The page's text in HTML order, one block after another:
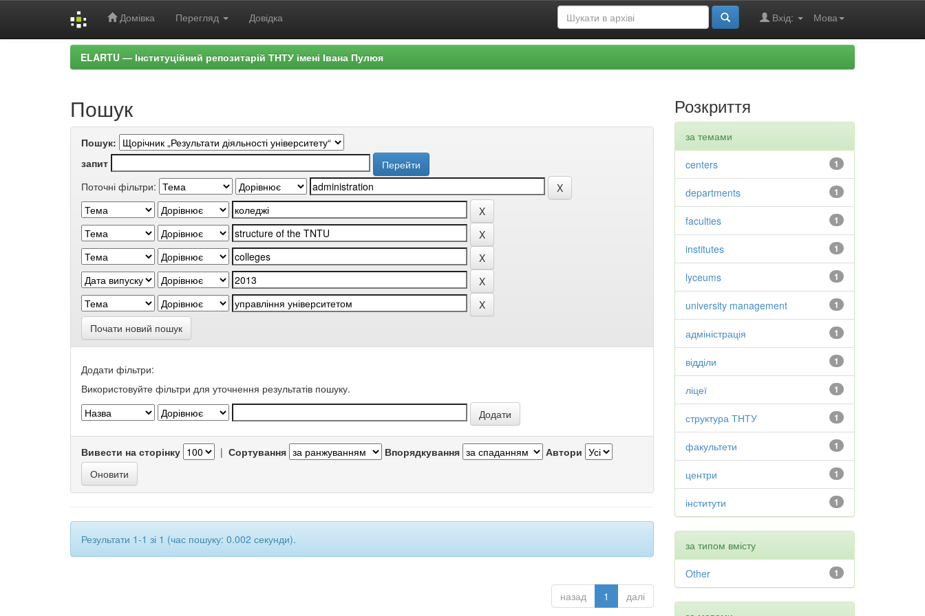
Домівка Перегляд Довідка Мова
Вхід:
ELARTU — Інституційний репозитарій ТНТУ імені Івана Пулюя
Пошук
Пошук:
запит
Поточні фільтри:
Почати новий пошук
Додати фільтри:
Використовуйте фільтри для уточнення результатів пошуку.
Вивести на сторінку | Сортування Впорядкування Автори
Результати 1-1 зі 1 (час пошуку: 0.002 секунди).
назад 1 далі
Розкриття
за темами
1
centers
1
departments
1
faculties
1
institutes
1
lyceums
1
university management
1
адміністрація
1
відділи
1
ліцеї
1
структура ТНТУ
1
факультети
1
центри
1
інститути
за типом вмісту
1
Other